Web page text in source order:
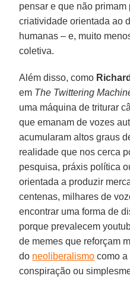
pensar e que não
criatividade orientada ao
humanas – e, muito
coletiva.
Além disso, como
em The Twittering
uma máquina de triturar
que emanam de vozes
acumularam altos graus
realidade que nos cerca
pesquisa, práxis política
orientada a produzir
centenas, milhares de
encontrar uma forma de
porque prevalecem
de memes que reforçam
do neoliberalismo como a
conspiração ou